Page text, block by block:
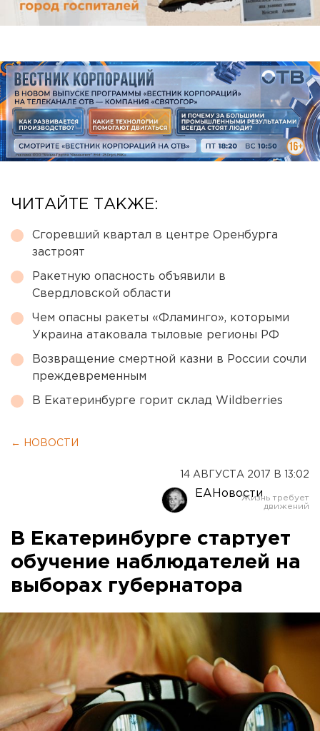
ЧИТАЙТЕ ТАКЖЕ:
Сгоревший квартал в центре Оренбурга
застроят
Ракетную опасность объявили в
Свердловской области
Чем опасны ракеты «Фламинго», которыми
Украина атаковала тыловые регионы РФ
Возвращение смертной казни в России сочли
преждевременным
В Екатеринбурге горит склад Wildberries
← НОВОСТИ
14 АВГУСТА 2017 В 13:02
ЕАНовости
В Екатеринбурге стартует
обучение наблюдателей на
выборах губернатора